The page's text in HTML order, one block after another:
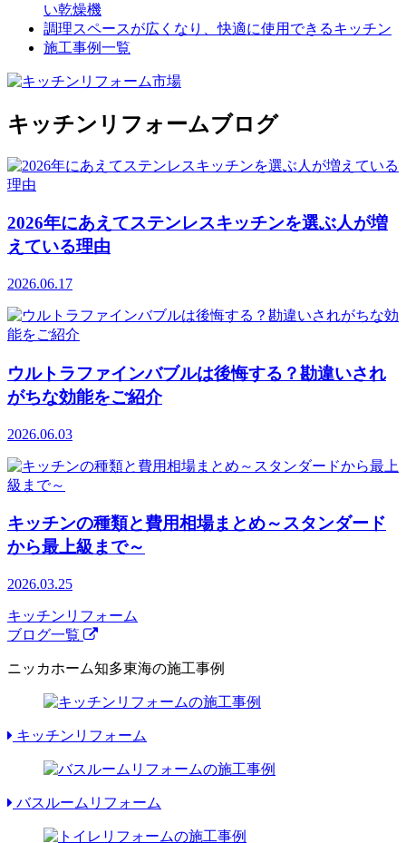
い乾燥機
調理スペースが広くなり、快適に使用できるキッチン
施工事例一覧
キッチンリフォームブログ
2026年にあえてステンレスキッチンを選ぶ人が増
えている理由
2026.06.17
ウルトラファインバブルは後悔する？勘違いされ
がちな効能をご紹介
2026.06.03
キッチンの種類と費用相場まとめ～スタンダード
から最上級まで～
2026.03.25
キッチンリフォーム
ブログ一覧
ニッカホーム知多東海の施工事例
キッチンリフォーム
バスルームリフォーム